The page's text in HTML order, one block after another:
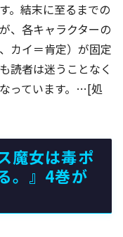
。結末に至るまでの
、各キャラクターの
カイ＝肯定）が固定
読者は迷うことなく
っています。…[処
魔女は毒ポ
。』4巻が